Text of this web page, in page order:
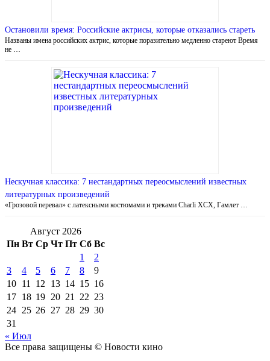
Остановили время: Российские актрисы, которые отказались стареть
Названы имена российских актрис, которые поразительно медленно стареют Время
не …
Нескучная классика: 7 нестандартных переосмыслений известных
литературных произведений
«Грозовой перевал» с латексными костюмами и треками Charli XCX, Гамлет …
Август 2026
Пн Вт Ср Чт Пт Сб Вс
1
2
3
4 5 6 7 8
9
10 11 12 13 14 15 16
17 18 19 20 21 22 23
24 25 26 27 28 29 30
31
« Июл
Все права защищены © Новости кино